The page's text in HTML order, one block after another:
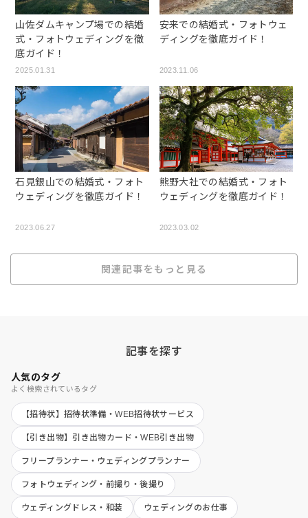
山佐ダムキャンプ場での結婚
式・フォトウェディングを徹
底ガイド！
2025.01.31
安来での結婚式・フォトウェ
ディングを徹底ガイド！
2023.11.06
石見銀山での結婚式・フォト
ウェディングを徹底ガイド！
2023.06.27
熊野大社での結婚式・フォト
ウェディングを徹底ガイド！
2023.03.02
関連記事をもっと見る
記事を探す
人気のタグ
よく検索されているタグ
【招待状】招待状準備・WEB招待状サービス
【引き出物】引き出物カード・WEB引き出物
フリープランナー・ウェディングプランナー
フォトウェディング・前撮り・後撮り
ウェディングドレス・和装 ウェディングのお仕事